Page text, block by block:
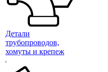
Детали
трубопроводов,
хомуты и крепеж